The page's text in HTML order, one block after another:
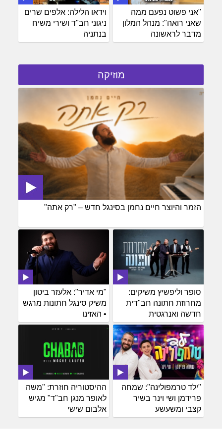
וידאו הלילה: אלפים שרים
ניגוני חב"ד ושירי משיח
בנתניה
"אני פשוט נפעם ממה
שאני רואה": מנהל המלון
מדבר לראשונה
מוזיקה
הזמר והיוצר חיים נחמן בסינגל חדש – "רק אתה"
"מי אדיר": אלעזר ביטון
משיק סינגל חתונות מרגש
• האזינו
סופר וליפשיץ משיקים:
מחרוזת חתונה חב"דית
חדשה ואנרגטית
ההיסטוריה חוזרת: "משה
לאופר מנגן חב"ד" מגיש
אלבום שישי
"ילד טרמפולינה": שמחה
פרידמן ושי וינר בשיר
קצבי ומשעשע